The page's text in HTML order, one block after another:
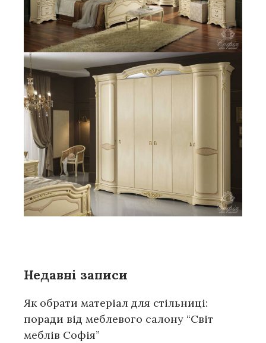
Недавні записи
Як обрати матеріал для стільниці:
поради від меблевого салону “Світ
меблів Софія”